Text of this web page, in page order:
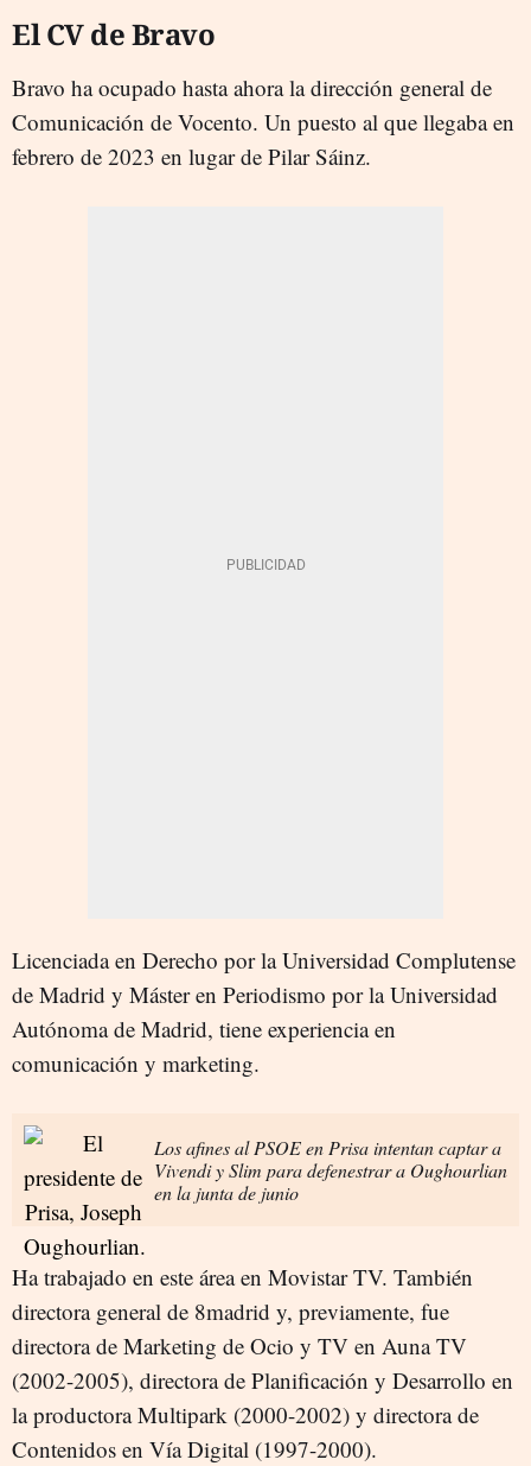
El CV de Bravo
Bravo ha ocupado hasta ahora la dirección general de
Comunicación de Vocento. Un puesto al que llegaba en
febrero de 2023 en lugar de Pilar Sáinz.
Licenciada en Derecho por la Universidad Complutense
de Madrid y Máster en Periodismo por la Universidad
Autónoma de Madrid, tiene experiencia en
comunicación y marketing.
Los afines al PSOE en Prisa intentan captar a
Vivendi y Slim para defenestrar a Oughourlian
en la junta de junio
Ha trabajado en este área en Movistar TV. También
directora general de 8madrid y, previamente, fue
directora de Marketing de Ocio y TV en Auna TV
(2002-2005), directora de Planificación y Desarrollo en
la productora Multipark (2000-2002) y directora de
Contenidos en Vía Digital (1997-2000).